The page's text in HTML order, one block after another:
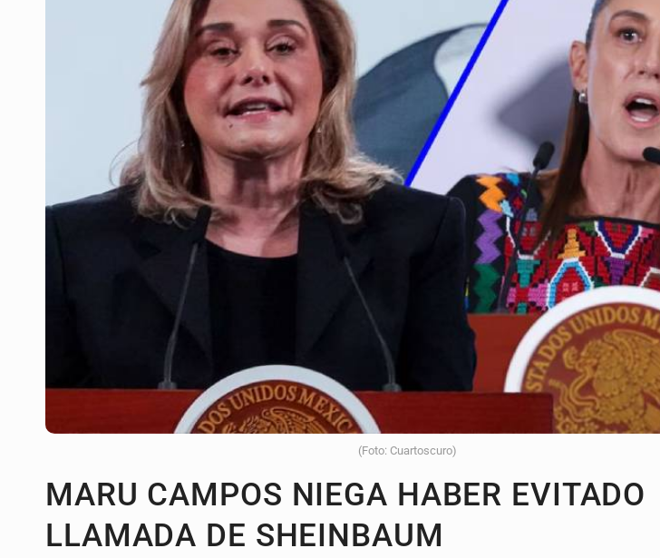
Quinto Patio
Jalisco lidera entre sancionados por EU
Avalan rebaja del Siapa para 203 colonias
Realizan primera boda de personas sordas en Zapopan
Entrega apoyos a afectados por lluvias en Oblatos
Accidentes resaltan en causas de muerte
El Senado de EE.UU. confirma a Todd Blanche, exabogado de Trump,
(Foto: Cuartoscuro)
MARU CAMPOS NIEGA HABER EVITADO
LLAMADA DE SHEINBAUM